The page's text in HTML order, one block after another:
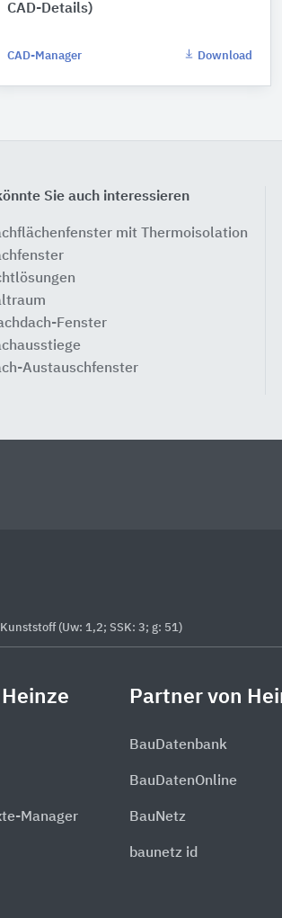
CAD-Details)
CAD-Manager Download
Sie auch interessieren
mit Thermoisolation
Fenster
Austauschfenster
(Uw: 1,2; SSK: 3; g: 51)
Manager
Partner von
BauDatenbank
BauDatenOnline
BauNetz
baunetz id